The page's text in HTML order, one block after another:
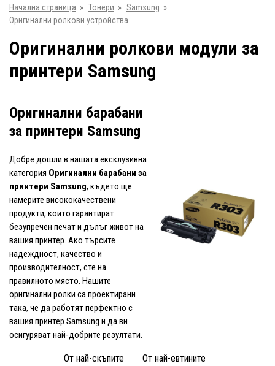
Начална страница » Тонери » Samsung »
Оригинални ролкови устройства
Оригинални ролкови модули за
принтери Samsung
Оригинални барабани
за принтери Samsung
Добре дошли в нашата ексклузивна
категория Оригинални барабани за
принтери Samsung, където ще
намерите висококачествени
продукти, които гарантират
безупречен печат и дълъг живот на
вашия принтер. Ако търсите
надеждност, качество и
производителност, сте на
правилното място. Нашите
оригинални ролки са проектирани
така, че да работят перфектно с
вашия принтер Samsung и да ви
осигуряват най-добрите резултати.
От най-скъпите От най-евтините